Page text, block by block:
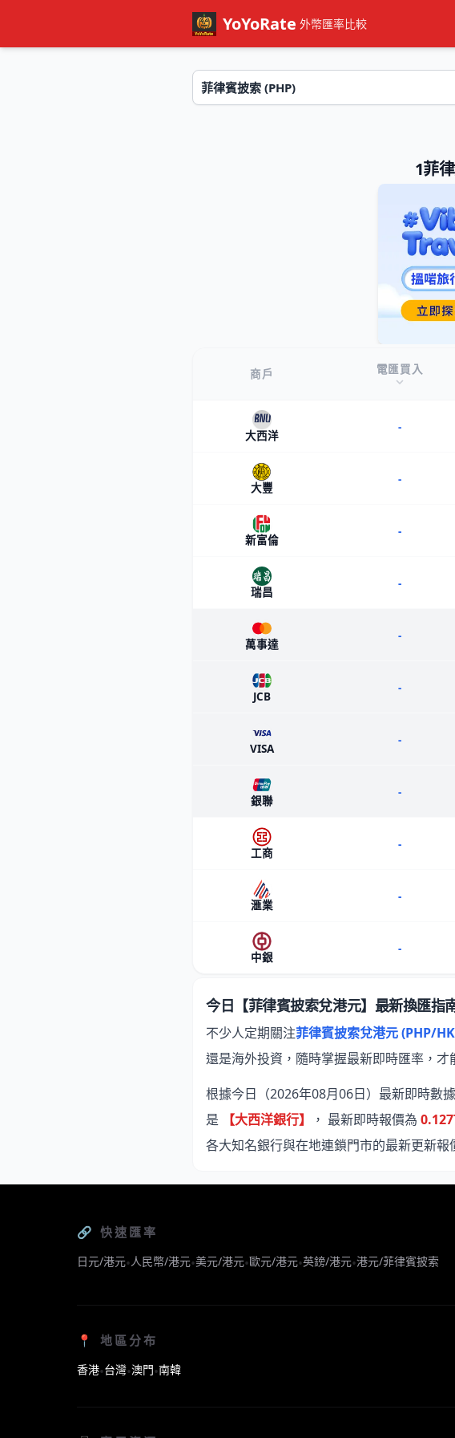
YoYoRate 外幣匯率比較
1菲
商戶 電匯買入
大西洋
-
大豐
-
新富倫
-
瑞昌
-
萬事達
-
JCB
-
VISA
-
銀聯
-
工商
-
滙業
-
中銀
-
今日【菲律賓披索兌港元】最新換匯指
不少人定期關注菲律賓披索兌港元 (PHP/
還是海外投資，隨時掌握最新即時匯率，才
根據今日（2026年08月06日）最新即時數
是
【大西洋銀行】 ， 最新即時報價為
各大知名銀行與在地連鎖門市的最新更新
🔗 快速匯率
日元/港元•人民幣/港元•美元/港元•歐元/港元•英鎊/港元•港元/菲律賓披索
📍 地區分布
香港•台灣•澳門•南韓